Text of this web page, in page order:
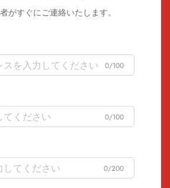
がすぐにご連絡いたします。
0/100
0/100
0/200